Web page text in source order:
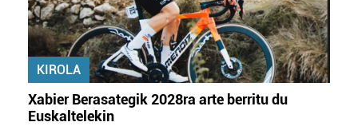
KIROLA
Xabier Berasategik 2028ra arte berritu du
Euskaltelekin